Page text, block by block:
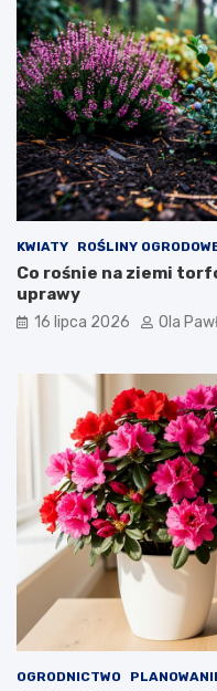
KWIATY ROŚLINY
Co rośnie na ziemi
uprawy
16 lipca 2026 Ola
OGRODNICTWO